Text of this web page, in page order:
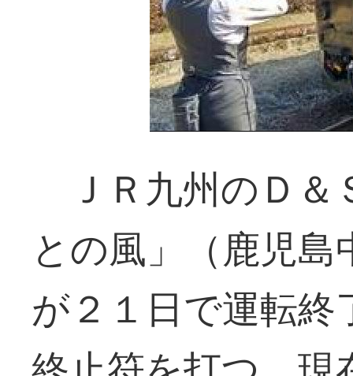
ＪＲ九州のＤ＆
との風」（鹿児
が２１日で運転